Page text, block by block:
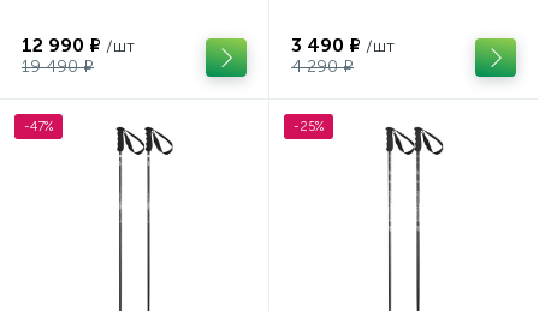
12 990 ₽ /шт
19 490 ₽
3 490 ₽ /шт
4 290 ₽
-47% -25%